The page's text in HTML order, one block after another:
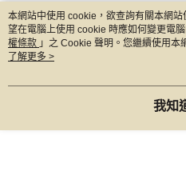
熱門標籤
本網站中使用 cookie，欲查詢有關本網
望在電腦上使用 cookie 時應如何變更電
權條款 」之 Cookie 聲明。您繼續使用本
用條款之 Cookie 聲明使用 cookie。
了解更多 >
我知